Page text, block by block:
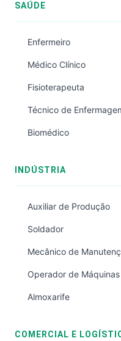
SAÚDE
Enfermeiro
Médico Clínico
Fisioterapeuta
Técnico de
Biomédico
INDÚSTRIA
Auxiliar de Produção
Soldador
Mecânico de
Operador de Máquinas
Almoxarife
COMERCIAL E